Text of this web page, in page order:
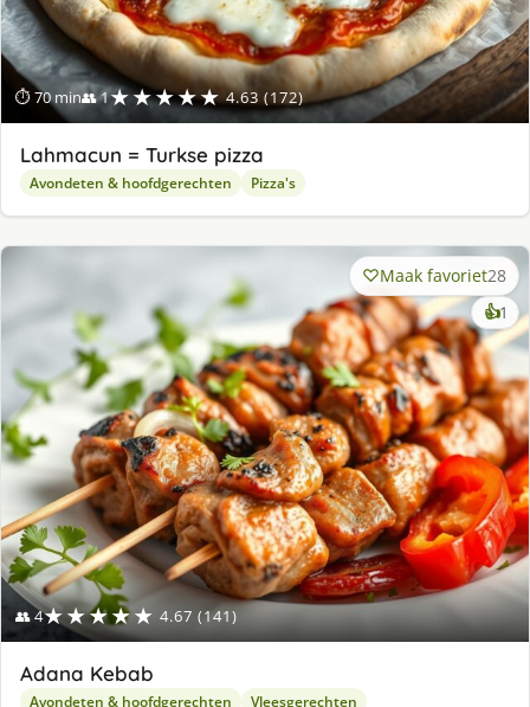
⏱ 70 min👥 1★★★★★ 4.63 (172)
Lahmacun = Turkse pizza
Avondeten & hoofdgerechten Pizza's
👥 4★★★★★ 4.67 (141)
Maak favoriet28
👍1
Adana Kebab
Avondeten & hoofdgerechten Vleesgerechten